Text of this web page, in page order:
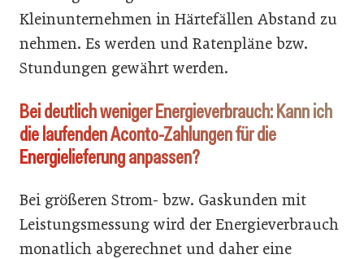
Kleinunternehmen in Härtefällen Abstand zu
nehmen. Es werden und Ratenpläne bzw.
Stundungen gewährt werden.
Bei deutlich weniger Energieverbrauch: Kann ich
die laufenden Aconto-Zahlungen für die
Energielieferung anpassen?
Bei größeren Strom- bzw. Gaskunden mit
Leistungsmessung wird der Energieverbrauch
monatlich abgerechnet und daher eine